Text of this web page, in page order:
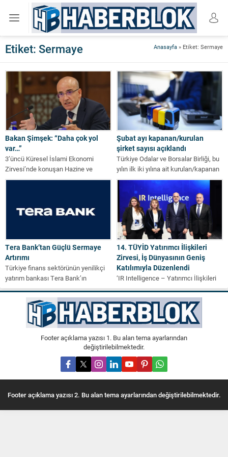
Anasayfa » Etiket: Sermaye
Etiket: Sermaye
Bakan Şimşek: “Daha çok yol
var…”
3’üncü Küresel İslami Ekonomi
Zirvesi’nde konuşan Hazine ve
Maliye Bakanı Mehmet Şimşek,
Şubat ayı kapanan/kurulan
şirket sayısı açıklandı
Türkiye Odalar ve Borsalar Birliği, bu
yılın ilk iki yılına ait kurulan/kapanan
şirket istatistiklerini paylaştı....
Tera Bank’tan Güçlü Sermaye
Artırımı
Türkiye finans sektörünün yenilikçi
yatırım bankası Tera Bank’ın
sermayesi 30 Aralık 2025 tarihinde
gerçekleştirilen Olağanüstü...
14. TÜYİD Yatırımcı İlişkileri
Zirvesi, İş Dünyasının Geniş
Katılımıyla Düzenlendi
‘IR Intelligence – Yatırımcı İlişkileri
Zekâsı’ temasıyla on dördüncü kez
düzenlenen TÜYİD Yatırımcı İlişkileri
Zirvesi,...
Footer açıklama yazısı 1. Bu alan tema ayarlarından
değiştirilebilmektedir.
Footer açıklama yazısı 2. Bu alan tema ayarlarından değiştirilebilmektedir.